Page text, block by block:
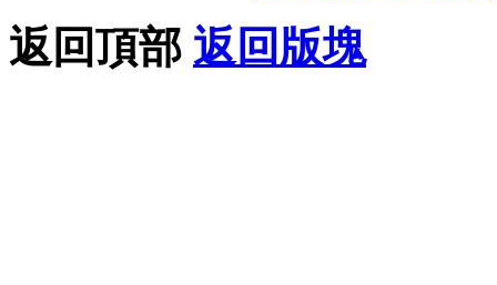
返回頂部 返回版塊